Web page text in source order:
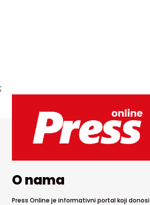
;
O nama
Press Online je informativni portal koji donosi